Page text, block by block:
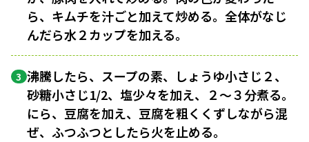
ら、キムチを汁ごと加えて炒める。全体がなじ
んだら水２カップを加える。
3 沸騰したら、スープの素、しょうゆ小さじ２、
砂糖小さじ1/2、塩少々を加え、２〜３分煮る。
にら、豆腐を加え、豆腐を粗くくずしながら混
ぜ、ふつふつとしたら火を止める。